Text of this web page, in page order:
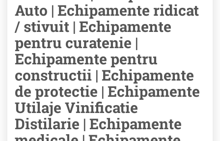
Auto | Echipamente ridicat
/ stivuit | Echipamente
pentru curatenie |
Echipamente pentru
constructii | Echipamente
de protectie | Echipamente
Utilaje Vinificatie
Distilarie | Echipamente